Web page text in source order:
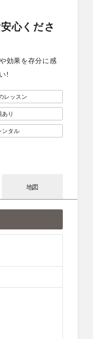
心くださ
効果を存分に感
!
レッスン
り
ンタル
地図